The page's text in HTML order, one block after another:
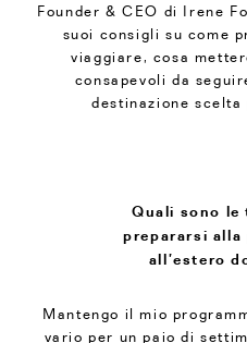
Founder & CEO di Irene
suoi consigli su come
viaggiare, cosa
consapevoli da
destinazione scelta
Quali sono
prepararsi alla
all’estero
Mantengo il mio
vario per un paio di